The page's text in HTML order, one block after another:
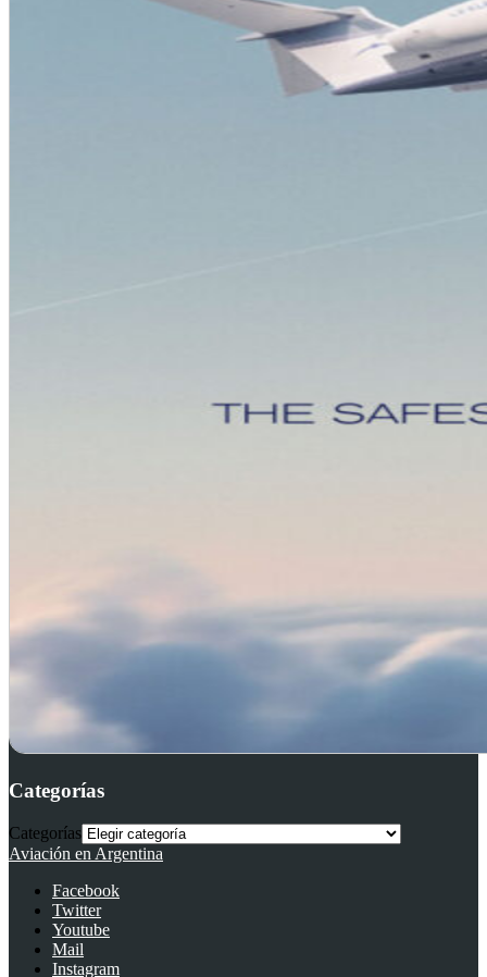
Categorías
Categorías
Aviación en Argentina
Facebook
Twitter
Youtube
Mail
Instagram